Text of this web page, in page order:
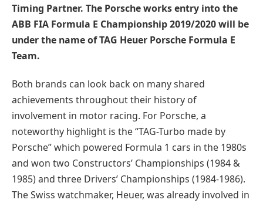
Timing Partner. The Porsche works entry into the
ABB FIA Formula E Championship 2019/2020 will be
under the name of TAG Heuer Porsche Formula E
Team.
Both brands can look back on many shared
achievements throughout their history of
involvement in motor racing. For Porsche, a
noteworthy highlight is the “TAG-Turbo made by
Porsche” which powered Formula 1 cars in the 1980s
and won two Constructors’ Championships (1984 &
1985) and three Drivers’ Championships (1984-1986).
The Swiss watchmaker, Heuer, was already involved in